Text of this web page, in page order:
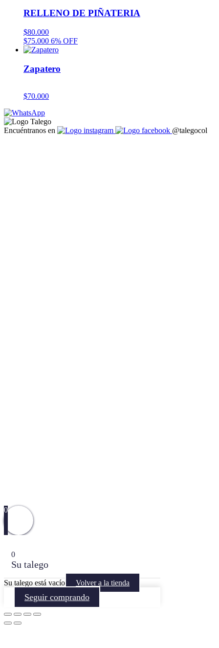
RELLENO DE PIÑATERIA
$80.000
$75.000 6% OFF
Zapatero
$70.000
Encuéntranos en @talegocol
0
0
Su talego
Su talego está vacío Volver a la tienda
Seguir comprando